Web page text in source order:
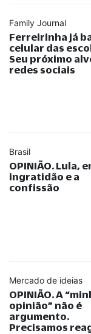
Family Journal
Ferreirinha já
celular das
Seu próximo
redes sociais
Brasil
OPINIÃO. Lula,
ingratidão e a
confissão
Mercado de ideias
OPINIÃO. A “
opinião” não é
argumento.
Precisamos